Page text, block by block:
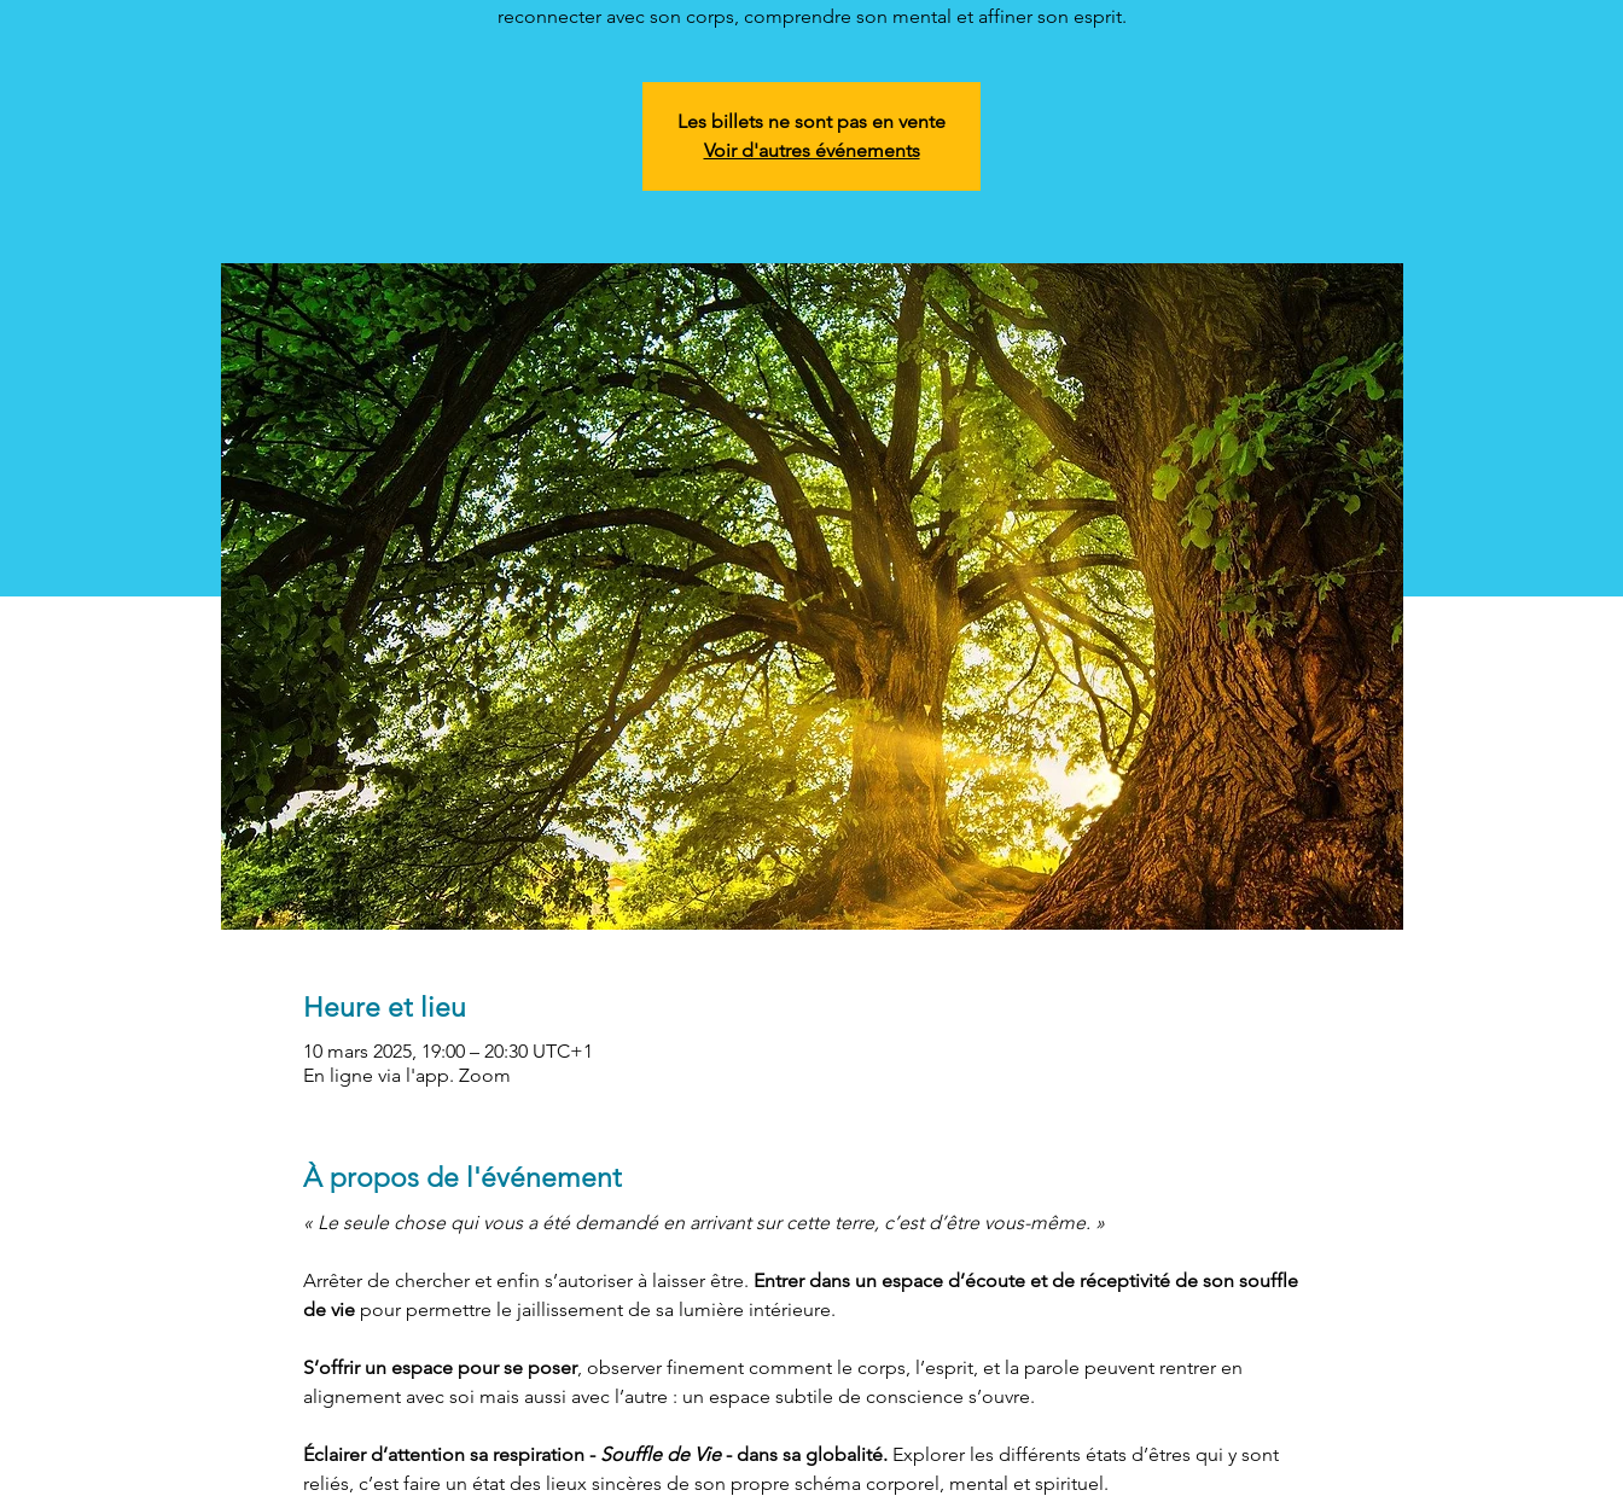
reconnecter avec son corps, comprendre son mental et affiner son esprit.
Les billets ne sont pas en vente
Voir d'autres événements
Heure et lieu
10 mars 2025, 19:00 – 20:30 UTC+1
En ligne via l'app. Zoom
À propos de l'événement
« Le seule chose qui vous a été demandé en arrivant sur cette terre, c’est d’être vous-même. »
Arrêter de chercher et enfin s’autoriser à laisser être. Entrer dans un espace d’écoute et de réceptivité de son souffle
de vie pour permettre le jaillissement de sa lumière intérieure.
S’offrir un espace pour se poser, observer finement comment le corps, l’esprit, et la parole peuvent rentrer en
alignement avec soi mais aussi avec l’autre : un espace subtile de conscience s’ouvre.
Éclairer d’attention sa respiration - Souffle de Vie - dans sa globalité. Explorer les différents états d’êtres qui y sont
reliés, c’est faire un état des lieux sincères de son propre schéma corporel, mental et spirituel.